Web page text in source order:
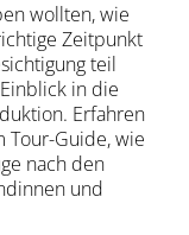
wollten, wie
Zeitpunkt
teil
in die
Erfahren
Tour-Guide, wie
nach den
und